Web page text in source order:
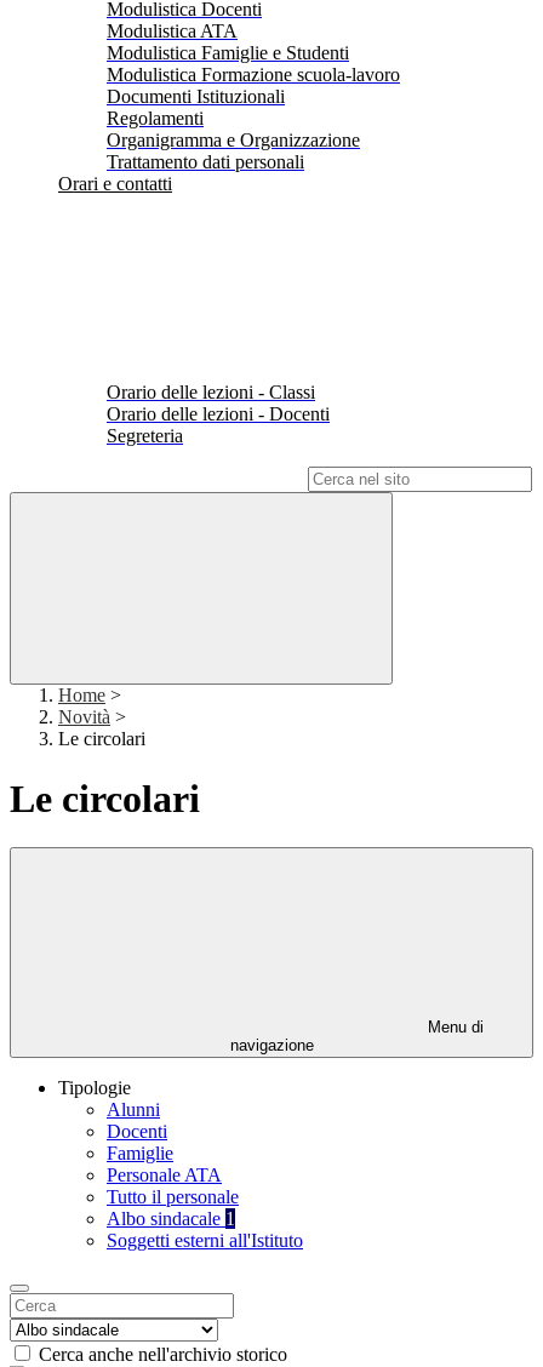
Modulistica Docenti
Modulistica ATA
Modulistica Famiglie e Studenti
Modulistica Formazione scuola-lavoro
Documenti Istituzionali
Regolamenti
Organigramma e Organizzazione
Trattamento dati personali
Orari e contatti
Orario delle lezioni - Classi
Orario delle lezioni - Docenti
Segreteria
Home >
Novità >
Le circolari
Le circolari
Menu di
navigazione
Tipologie
Alunni
Docenti
Famiglie
Personale ATA
Tutto il personale
Albo sindacale 1
Soggetti esterni all'Istituto
Cerca anche nell'archivio storico